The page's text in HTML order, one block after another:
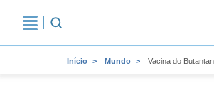
Início Mundo Vacina do